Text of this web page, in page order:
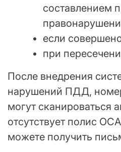
составлением
если
при
После внедрения
нарушений ПДД,
могут сканироваться
отсутствует полис
можете получить